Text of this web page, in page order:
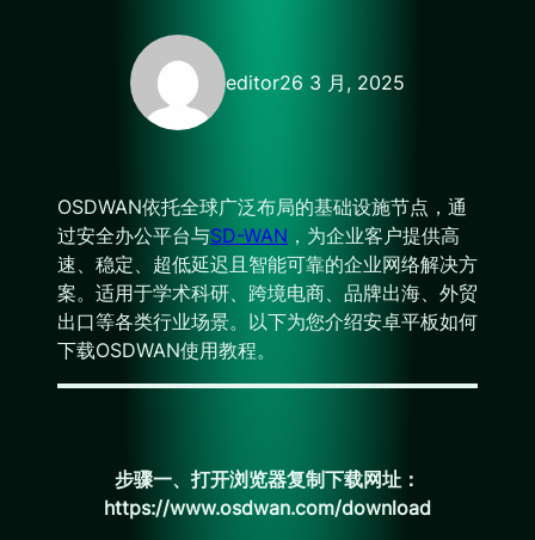
editor26 3 月, 2025
OSDWAN依托全球广泛布局的基础设施节点，通
过安全办公平台与SD-WAN ，为企业客户提供高
速、稳定、超低延迟且智能可靠的企业网络解决方
案。适用于学术科研、跨境电商、品牌出海、外贸
出口等各类行业场景。以下为您介绍安卓平板如何
下载OSDWAN使用教程。
步骤一、打开浏览器复制下载网址：
https://www.osdwan.com/download